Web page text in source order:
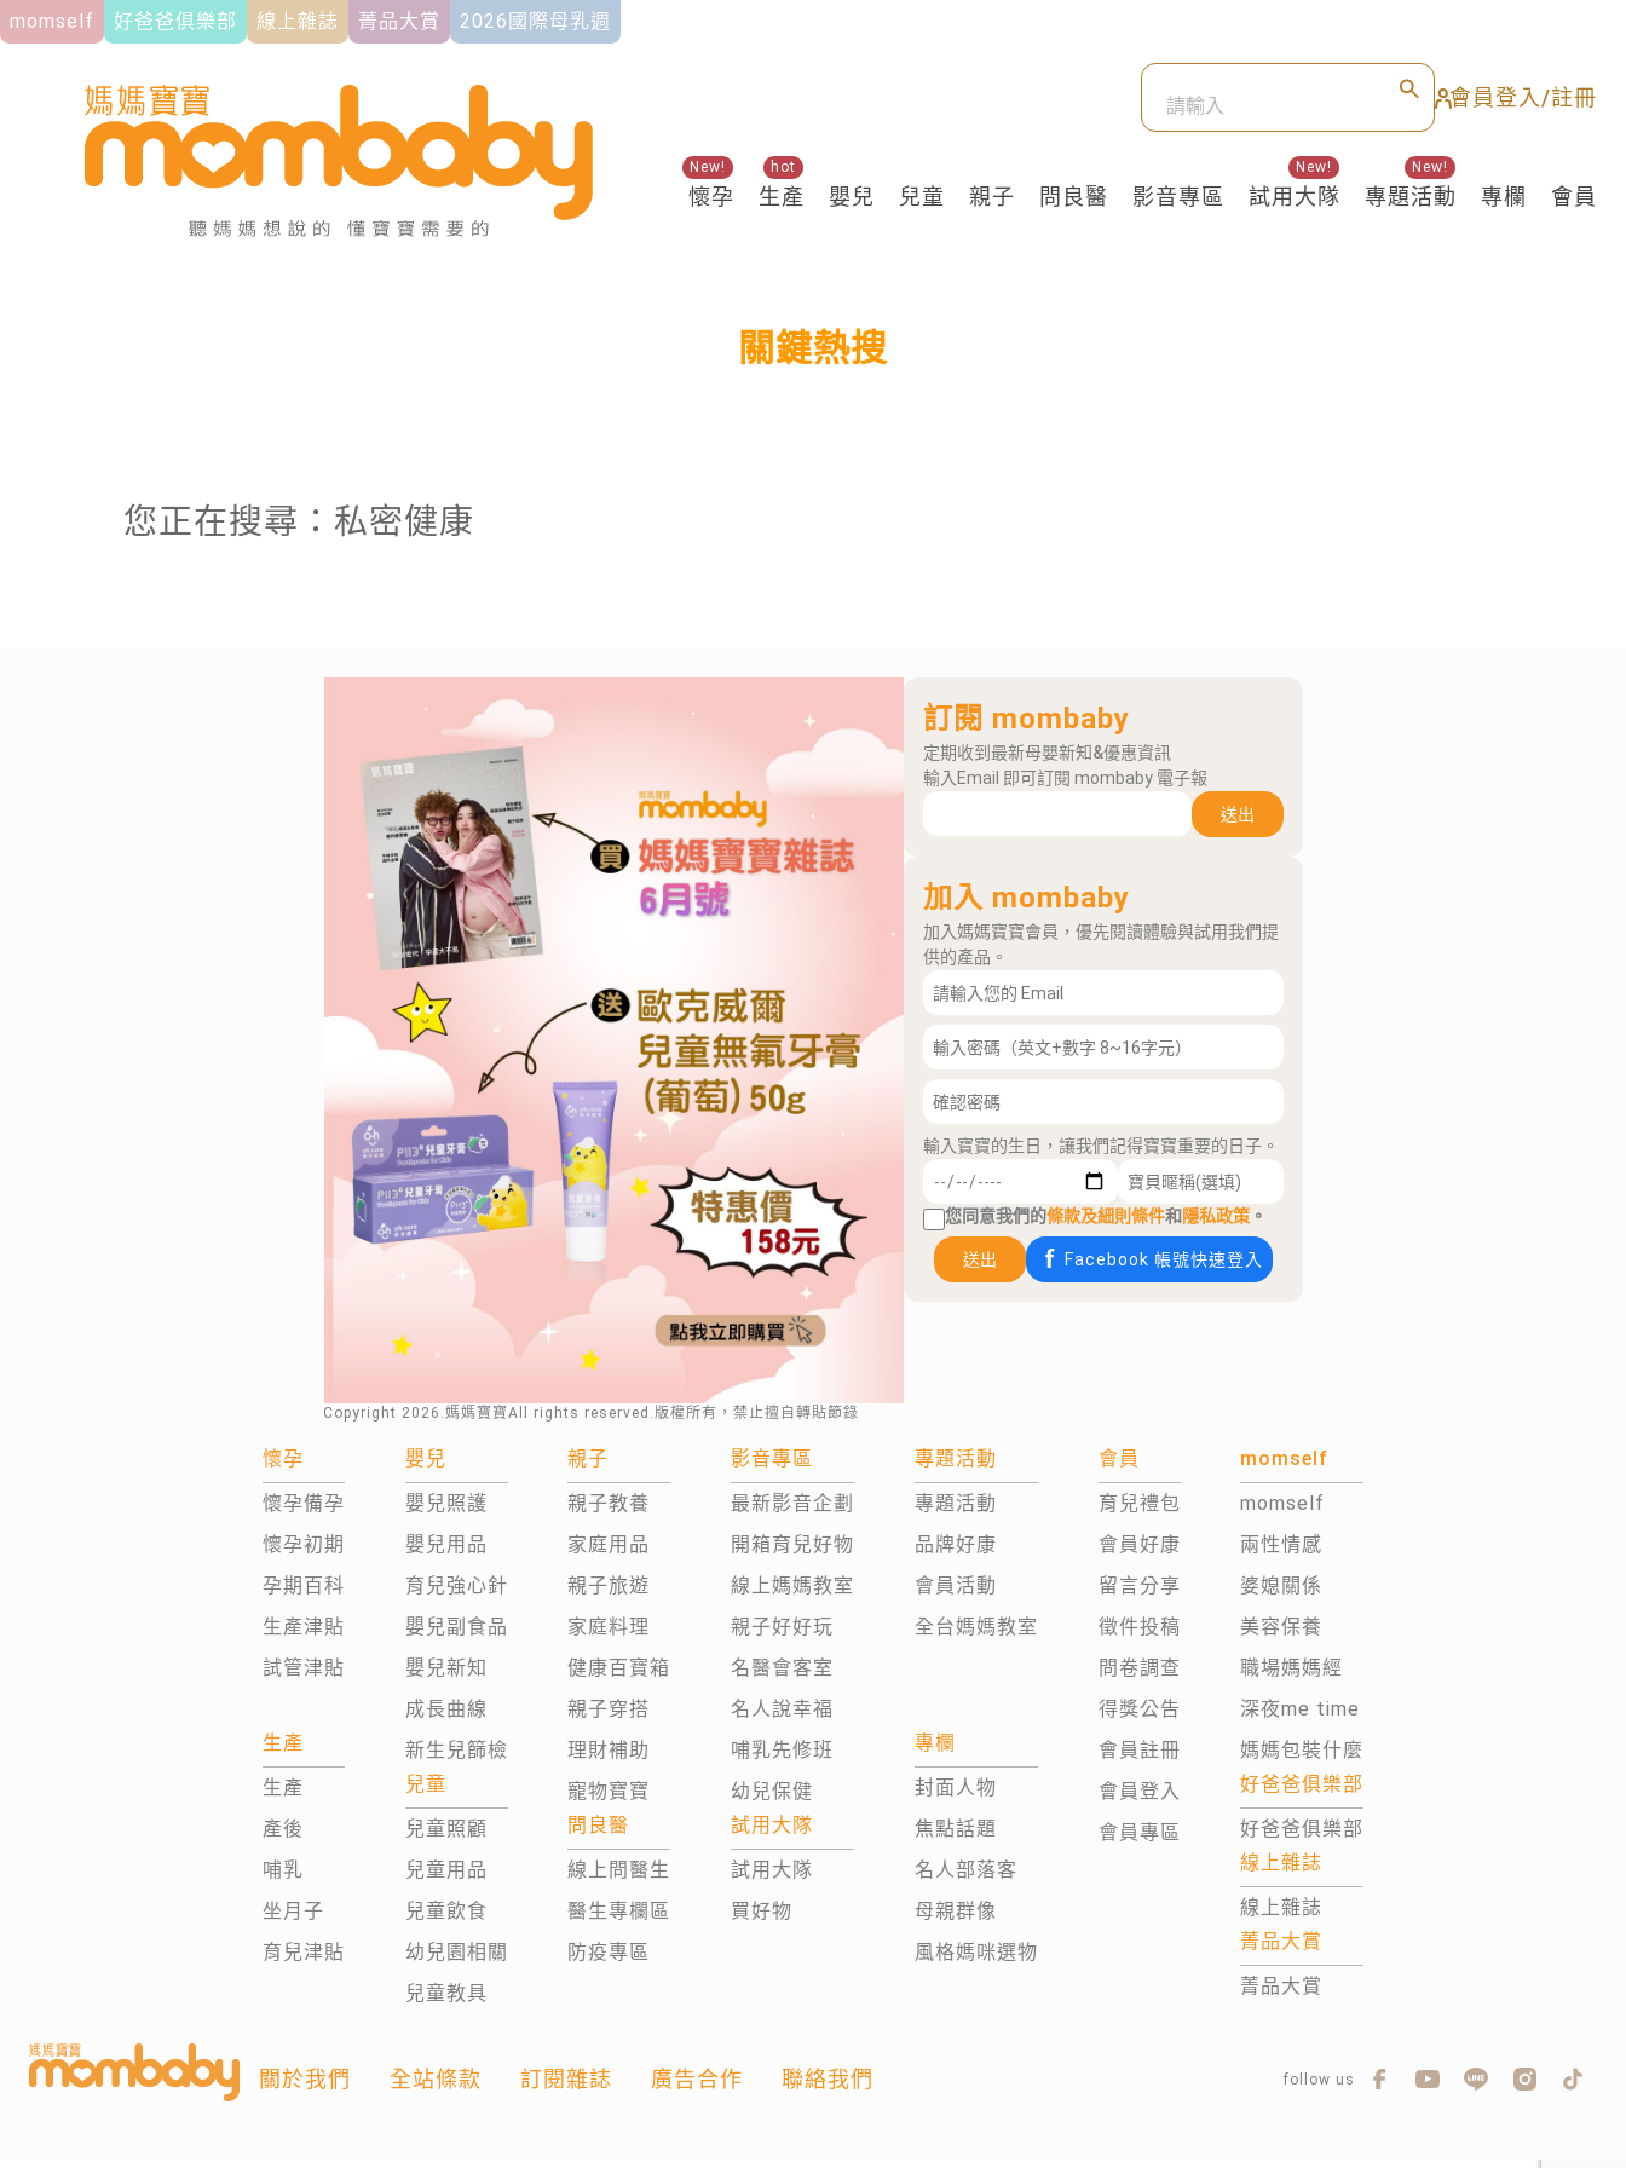
momself 好爸爸俱樂部 線上雜誌 菁品大賞 2026國際母乳週
會員登入/註冊
懷孕
New!
生產
hot
嬰兒 兒童 親子 問良醫 影音專區 試用大隊
New!
專題活動
New!
專欄 會員
關鍵熱搜
您正在搜尋：私密健康
Copyright 2026 .媽媽寶寶All rights reserved.版權所有，禁止擅自轉貼節錄
訂閱 mombaby
定期收到最新母嬰新知&優惠資訊
輸入Email 即可訂閱 mombaby 電子報
送出
加入 mombaby
加入媽媽寶寶會員，優先閱讀體驗與試用我們提
供的產品。
輸入寶寶的生日，讓我們記得寶寶重要的日子。
您同意我們的條款及細則條件和隱私政策 。
送出 Facebook 帳號快速登入
懷孕
懷孕備孕
懷孕初期
孕期百科
生產津貼
試管津貼
生產
生產
產後
哺乳
坐月子
育兒津貼
嬰兒
嬰兒照護
嬰兒用品
育兒強心針
嬰兒副食品
嬰兒新知
成長曲線
新生兒篩檢
兒童
兒童照顧
兒童用品
兒童飲食
幼兒園相關
兒童教具
親子
親子教養
家庭用品
親子旅遊
家庭料理
健康百寶箱
親子穿搭
理財補助
寵物寶寶
問良醫
線上問醫生
醫生專欄區
防疫專區
影音專區
最新影音企劃
開箱育兒好物
線上媽媽教室
親子好好玩
名醫會客室
名人說幸福
哺乳先修班
幼兒保健
試用大隊
試用大隊
買好物
專題活動
專題活動
品牌好康
會員活動
全台媽媽教室
專欄
封面人物
焦點話題
名人部落客
母親群像
風格媽咪選物
會員
育兒禮包
會員好康
留言分享
徵件投稿
問卷調查
得獎公告
會員註冊
會員登入
會員專區
momself
momself
兩性情感
婆媳關係
美容保養
職場媽媽經
深夜me time
媽媽包裝什麼
好爸爸俱樂部
好爸爸俱樂部
線上雜誌
線上雜誌
菁品大賞
菁品大賞
關於我們 全站條款 訂閱雜誌 廣告合作 聯絡我們 follow us